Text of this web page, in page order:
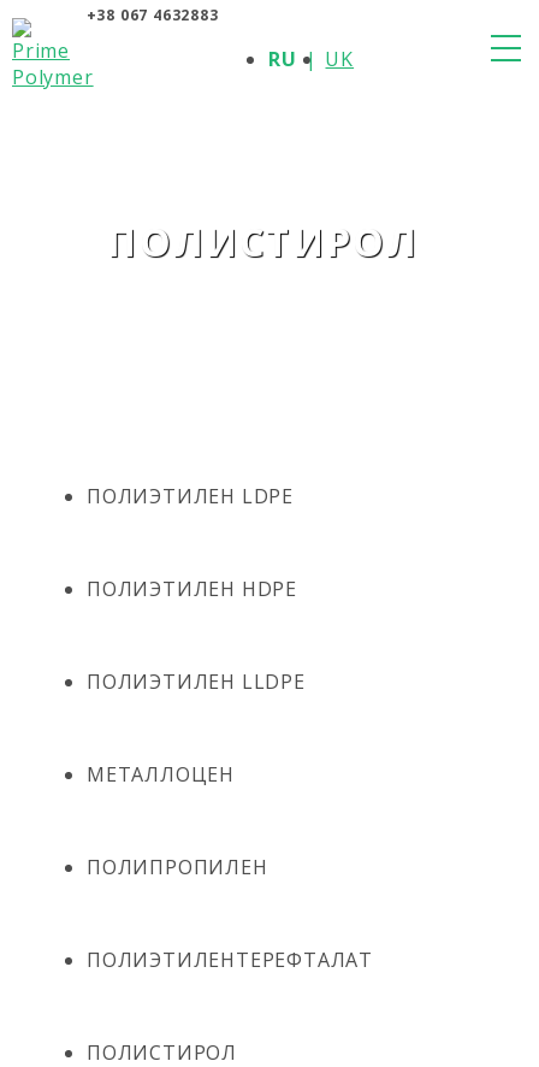
+38 067 4632883
RU UK
ПОЛИСТИРОЛ
ПОЛИЭТИЛЕН LDPE
ПОЛИЭТИЛЕН HDPE
ПОЛИЭТИЛЕН LLDPE
МЕТАЛЛОЦЕН
ПОЛИПРОПИЛЕН
ПОЛИЭТИЛЕНТЕРЕФТАЛАТ
ПОЛИСТИРОЛ
О КОМПАНИИ
ПРОДУКЦИЯ